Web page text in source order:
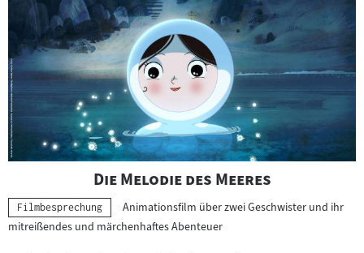
"
Die Melodie des Meeres"
Kategorie:
Filmbesprechung
Animationsfilm über zwei Geschwister und ihr
mitreißendes und märchenhaftes Abenteuer